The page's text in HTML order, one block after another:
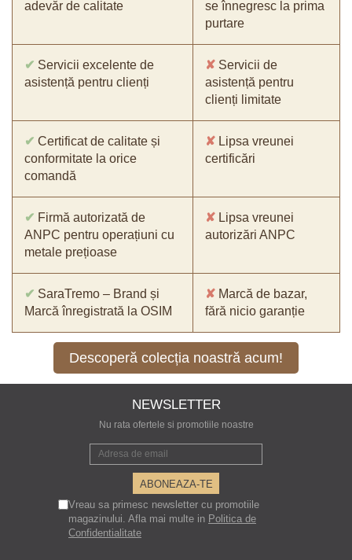
adevăr de calitate
se înnegresc la prima
purtare
✔ Servicii excelente de
asistență pentru clienți
✘ Servicii de
asistență pentru
clienți limitate
✔ Certificat de calitate și
conformitate la orice
comandă
✘ Lipsa vreunei
certificări
✔ Firmă autorizată de
ANPC pentru operațiuni cu
metale prețioase
✘ Lipsa vreunei
autorizări ANPC
✔ SaraTremo – Brand și
Marcă înregistrată la OSIM
✘ Marcă de bazar,
fără nicio garanție
Descoperă colecția noastră acum!
NEWSLETTER
Nu rata ofertele si promotiile noastre
Vreau sa primesc newsletter cu promotiile
magazinului. Afla mai multe in Politica de
Confidentialitate